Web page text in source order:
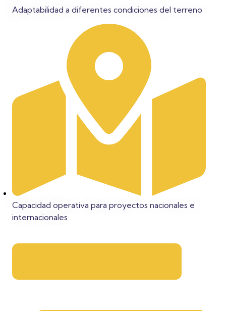
Adaptabilidad a diferentes condiciones del terreno
Capacidad operativa para proyectos nacionales e
internacionales